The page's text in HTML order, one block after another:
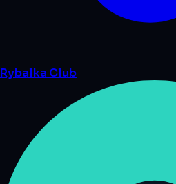
Rybalka Club